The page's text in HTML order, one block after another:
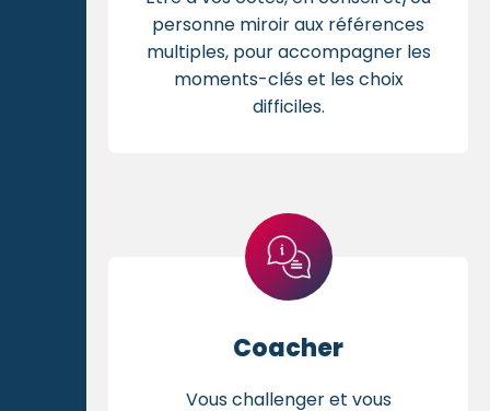
personne miroir aux références
multiples, pour accompagner les
moments-clés et les choix
difficiles.
Coacher
Vous challenger et vous